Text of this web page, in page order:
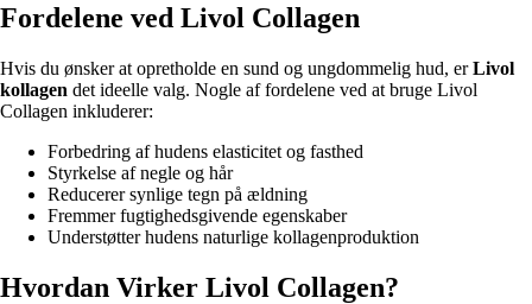
Fordelene ved Livol Collagen
Hvis du ønsker at opretholde en sund og ungdommelig hud, erLivol
kollagen det ideelle valg. Nogle af fordelene ved at bruge Livol
Collagen inkluderer:
Forbedring af hudens elasticitet og fasthed
Styrkelse af negle og hår
Reducerer synlige tegn på ældning
Fremmer fugtighedsgivende egenskaber
Understøtter hudens naturlige kollagenproduktion
Hvordan Virker Livol Collagen?